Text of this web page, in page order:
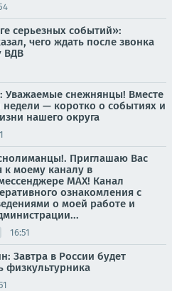
серьезных событий»:
чего ждать после звонка
ВДВ
Уважаемые снежнянцы! Вместе
недели — коротко о событиях и
нашего округа
Приглашаю Вас
к моему каналу в
MAX! Канал
ознакомления с
о моей работе и
16:51
Завтра в России будет
физкультурника